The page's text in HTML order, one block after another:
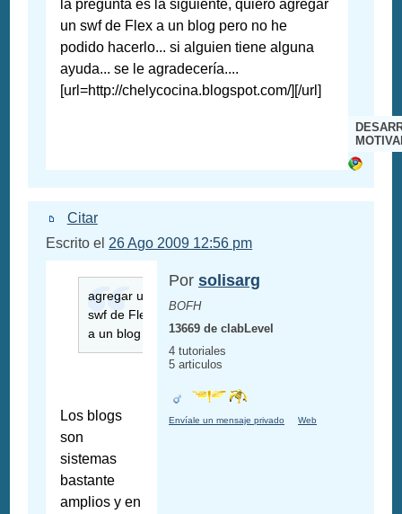
la pregunta es la siguiente, quiero agregar
un swf de Flex a un blog pero no he
podido hacerlo... si alguien tiene alguna
ayuda... se le agradecería....
[url=http://chelycocina.blogspot.com/][/url]
Citar
Escrito el 26 Ago 2009 12:56 pm
agregar un
swf de Flex
a un blog
Los blogs
son
sistemas
bastante
amplios y en
Por solisarg
BOFH
13669 de clabLevel
4 tutoriales
5 articulos
Envíale un mensaje privado Web